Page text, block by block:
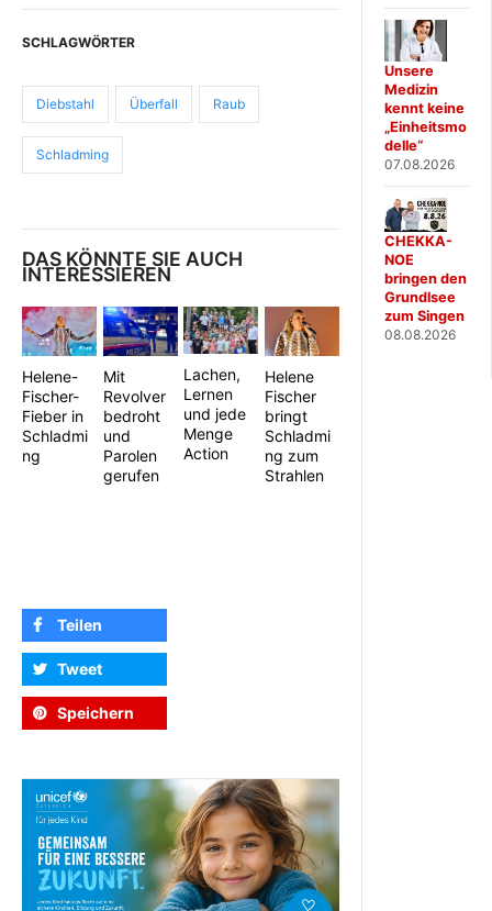
SCHLAGWÖRTER
Diebstahl Überfall Raub
Schladming
DAS KÖNNTE SIE AUCH
INTERESSIEREN
Helene-
Fischer-
Fieber in
Schladmi
ng
Mit
Revolver
bedroht
und
Parolen
gerufen
Lachen,
Lernen
und jede
Menge
Action
Helene
Fischer
bringt
Schladmi
ng zum
Strahlen
Teilen
Tweet
Speichern
Unsere
Medizin
kennt keine
„Einheitsmo
delle“
07.08.2026
CHEKKA-
NOE
bringen den
Grundlsee
zum Singen
08.08.2026